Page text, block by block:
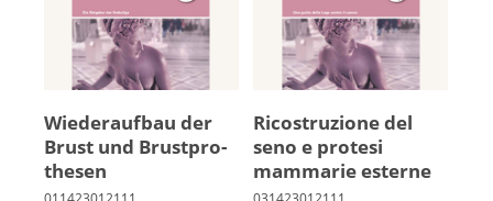
Wie­der­auf­bau der
Brust und Brust­pro­
the­sen
Rico­struzione del
seno e prote­si
mammarie esterne